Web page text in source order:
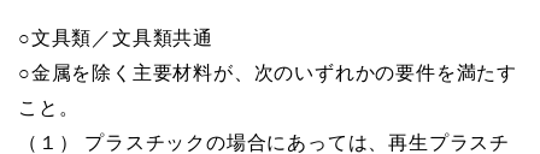
○文具類／文具類共通
○金属を除く主要材料が、次のいずれかの要件を満たす
こと。
（１） プラスチックの場合にあっては、再生プラスチ